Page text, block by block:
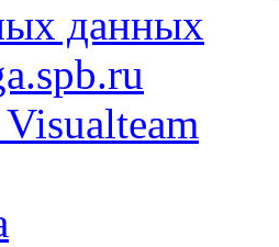
данных
Visualteam